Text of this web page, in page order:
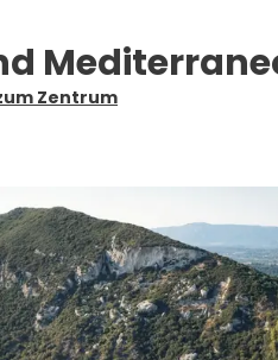
Zentrum